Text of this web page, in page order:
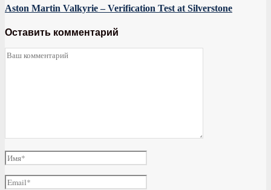
Aston Martin Valkyrie – Verification Test at Silverstone
Оставить комментарий